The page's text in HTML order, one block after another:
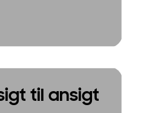
til ansigt